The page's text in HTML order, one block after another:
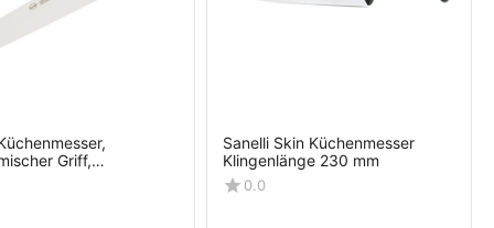
Griff,
23 cm
Sanelli Skin Küchenmesser
Klingenlänge 230 mm
0.0